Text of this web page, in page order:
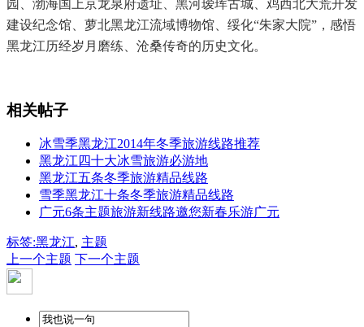
园、渤海国上京龙泉府遗址、黑河瑷珲古城、鸡西北大荒开发
建设纪念馆、萝北黑龙江流域博物馆、绥化“朱家大院”，感悟
黑龙江历经岁月磨练、沧桑传奇的历史文化。
相关帖子
冰雪季黑龙江2014年冬季旅游线路推荐
黑龙江四十大冰雪旅游必游地
黑龙江五条冬季旅游精品线路
雪季黑龙江十条冬季旅游精品线路
广元6条主题旅游新线路邀您新春乐游广元
标签:黑龙江, 主题
上一个主题 下一个主题